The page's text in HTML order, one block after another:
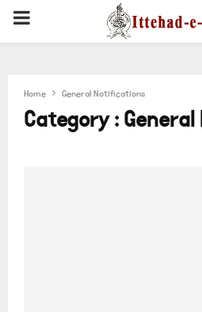
PRIMARY
Home General Notifications
Category :